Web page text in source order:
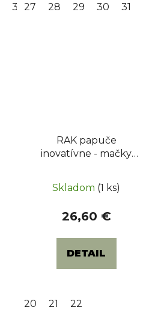
31 32
27 28 29 30 31
RAK papuče
inovatívne - mačky
Skladom (1 ks)
26,60 €
DETAIL
20 21 22